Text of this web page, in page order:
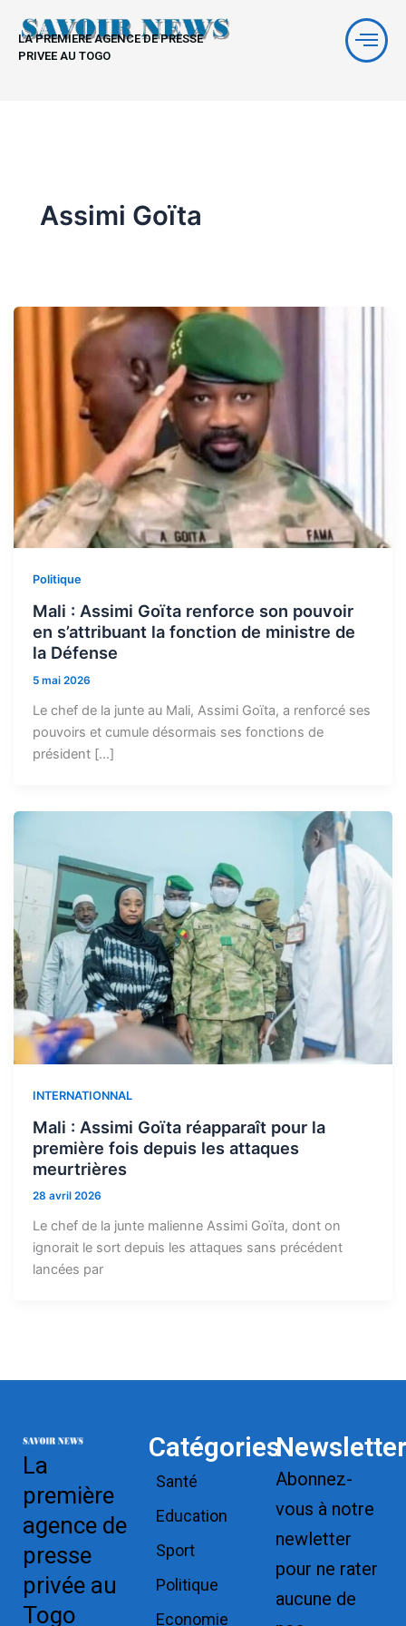
contenu
LA PREMIERE AGENCE DE PRESSE
PRIVEE AU TOGO
Assimi Goïta
Politique
Mali : Assimi Goïta renforce son pouvoir
en s’attribuant la fonction de ministre de
la Défense
5 mai 2026
Le chef de la junte au Mali, Assimi Goïta, a renforcé ses
pouvoirs et cumule désormais ses fonctions de
président […]
INTERNATIONNAL
Mali : Assimi Goïta réapparaît pour la
première fois depuis les attaques
meurtrières
28 avril 2026
Le chef de la junte malienne Assimi Goïta, dont on
ignorait le sort depuis les attaques sans précédent
lancées par
La
première
agence de
presse
privée au
Togo
Catégories
Santé
Education
Sport
Politique
Economie
Newsletter
Abonnez-
vous à notre
newletter
pour ne rater
aucune de